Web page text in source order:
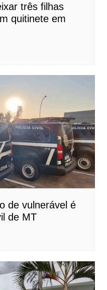
três filhas
quitinete em
de vulnerável é
de MT